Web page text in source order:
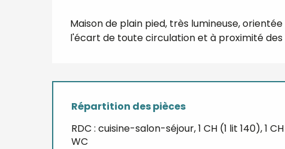
Description
Maison de plain pied, très lumineuse,
l'écart de toute circulation et à proximité des
Répartition des pièces
RDC : cuisine-salon-séjour, 1 CH (1 lit 140), 1
WC